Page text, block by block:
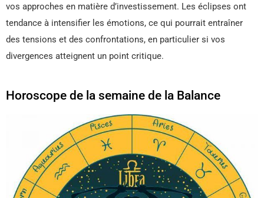
vos approches en matière d’investissement. Les éclipses ont
tendance à intensifier les émotions, ce qui pourrait entraîner
des tensions et des confrontations, en particulier si vos
divergences atteignent un point critique.
Horoscope de la semaine de la Balance